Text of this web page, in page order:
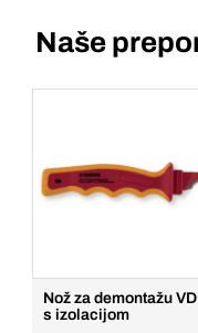
Naše
Nož za demontažu
s izolacijom